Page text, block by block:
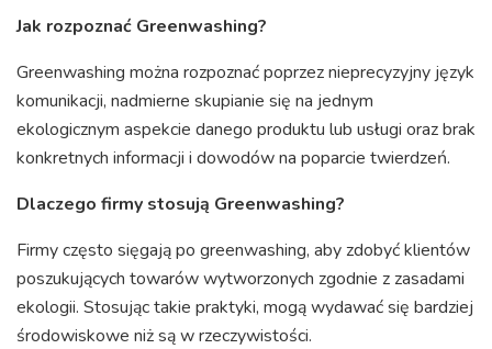
Jak rozpoznać Greenwashing?
Greenwashing można rozpoznać poprzez nieprecyzyjny język
komunikacji, nadmierne skupianie się na jednym
ekologicznym aspekcie danego produktu lub usługi oraz brak
konkretnych informacji i dowodów na poparcie twierdzeń.
Dlaczego firmy stosują Greenwashing?
Firmy często sięgają po greenwashing, aby zdobyć klientów
poszukujących towarów wytworzonych zgodnie z zasadami
ekologii. Stosując takie praktyki, mogą wydawać się bardziej
środowiskowe niż są w rzeczywistości.